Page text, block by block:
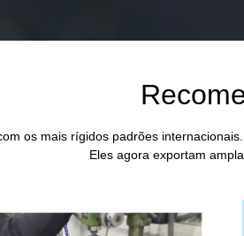
os mais rígidos padrões
Eles agora exportam